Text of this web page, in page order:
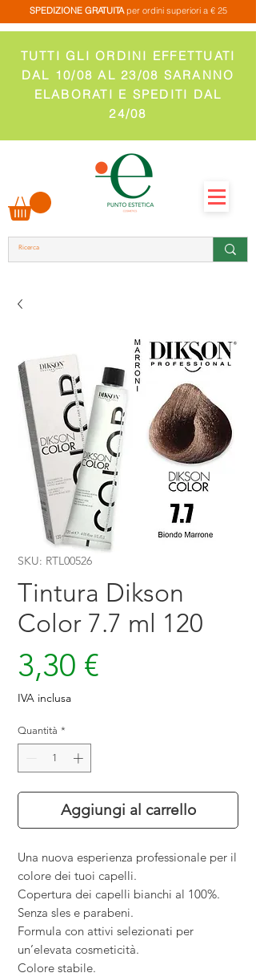
SPEDIZIONE GRATUITAper ordini superiori a € 25
TUTTI GLI ORDINI EFFETTUATI
DAL 10/08 AL 23/08 SARANNO
ELABORATI E SPEDITI DAL
24/08
SKU: RTL00526
Tintura Dikson
Color 7.7 ml 120
3,30 €
IVA inclusa
Quantità *
Aggiungi al carrello
Una nuova esperienza professionale per il
colore dei tuoi capelli.
Copertura dei capelli bianchi al 100%.
Senza sles e parabeni.
Formula con attivi selezionati per
un’elevata cosmeticità.
Colore stabile.